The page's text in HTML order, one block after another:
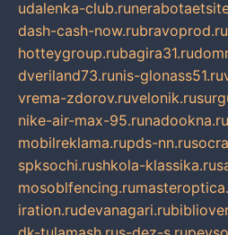
udalenka-club.ru
dash-cash-now.rubravoprod.ru
hotteygroup.rubagira31.ru
dveriland73.runis-glonass51.ru
vrema-zdorov.ruvelonik.ru
nike-air-max-95.runadookna.ru
mobilreklama.rupds-nn.ru
spksochi.rushkola-klassika.ru
mosoblfencing.ru
iration.rudevanagari.ru